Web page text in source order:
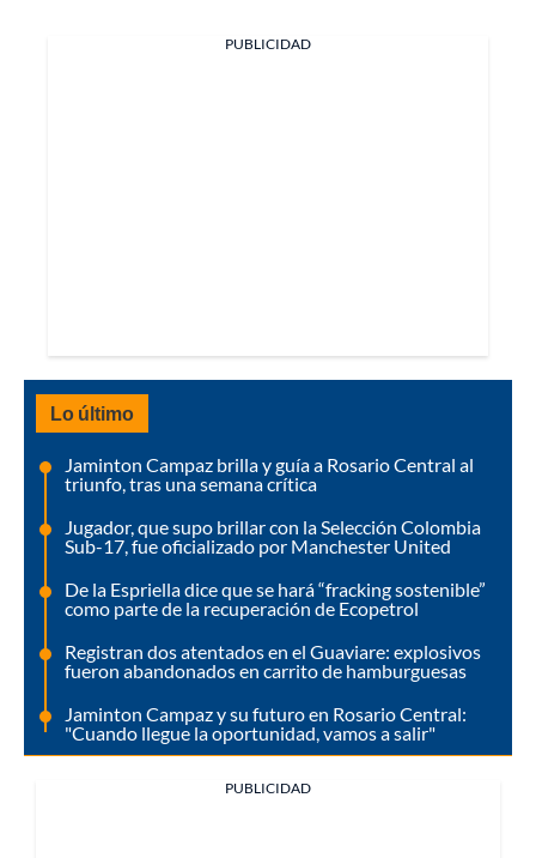
PUBLICIDAD
Lo último
Jaminton Campaz brilla y guía a Rosario Central al
triunfo, tras una semana crítica
Jugador, que supo brillar con la Selección Colombia
Sub-17, fue oficializado por Manchester United
De la Espriella dice que se hará “fracking sostenible”
como parte de la recuperación de Ecopetrol
Registran dos atentados en el Guaviare: explosivos
fueron abandonados en carrito de hamburguesas
Jaminton Campaz y su futuro en Rosario Central:
"Cuando llegue la oportunidad, vamos a salir"
PUBLICIDAD